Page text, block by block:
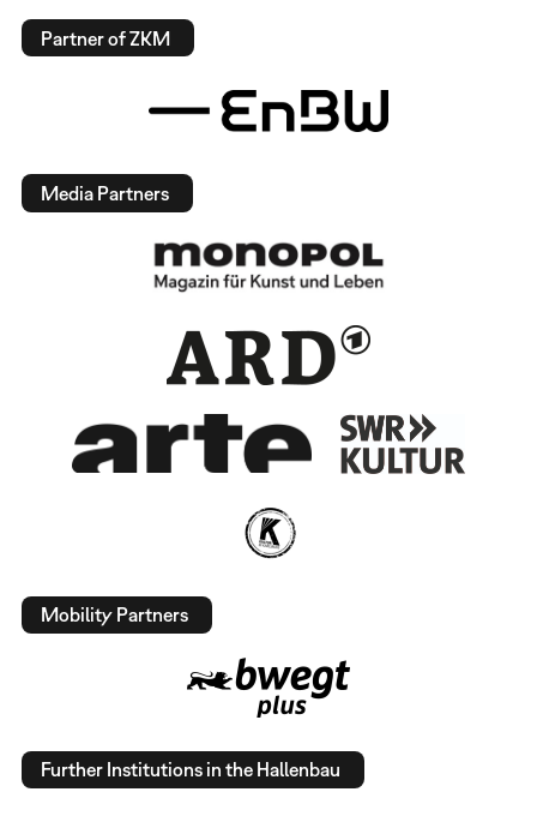
Partner of ZKM
Media Partners
Mobility Partners
Further Institutions in the Hallenbau